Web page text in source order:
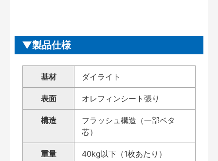
製品仕様
基材 ダイライト
表面 オレフィンシート張り
構造
フラッシュ構造（一部ベタ
芯）
重量 40kg以下（1枚あたり）